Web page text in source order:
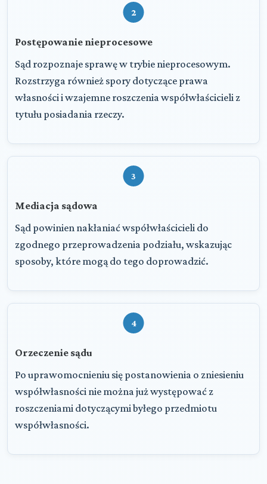
2
Postępowanie nieprocesowe
Sąd rozpoznaje sprawę w trybie nieprocesowym.
Rozstrzyga również spory dotyczące prawa
własności i wzajemne roszczenia współwłaścicieli z
tytułu posiadania rzeczy.
3
Mediacja sądowa
Sąd powinien nakłaniać współwłaścicieli do
zgodnego przeprowadzenia podziału, wskazując
sposoby, które mogą do tego doprowadzić.
4
Orzeczenie sądu
Po uprawomocnieniu się postanowienia o zniesieniu
współwłasności nie można już występować z
roszczeniami dotyczącymi byłego przedmiotu
współwłasności.